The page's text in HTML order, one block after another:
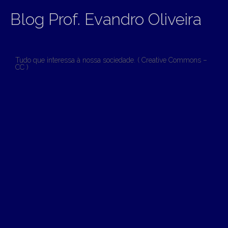
Blog Prof. Evandro Oliveira
Tudo que interessa à nossa sociedade. ( Creative Commons –
CC )